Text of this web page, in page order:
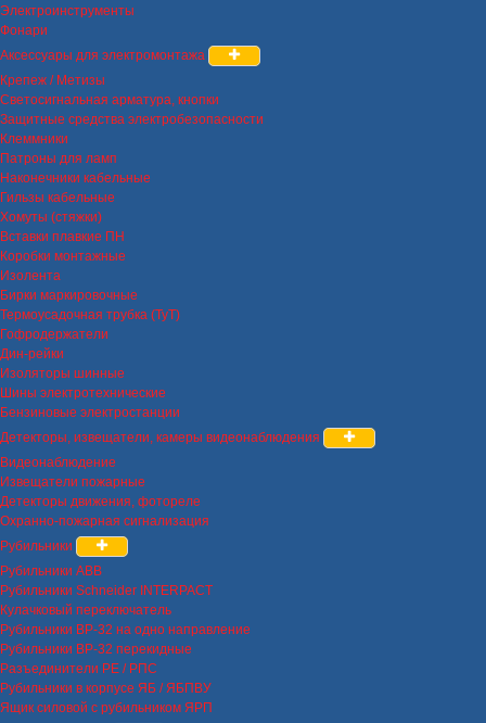
Электроинструменты
Фонари
Аксессуары для электромонтажа
Крепеж / Метизы
Светосигнальная арматура, кнопки
Защитные средства электробезопасности
Клеммники
Патроны для ламп
Наконечники кабельные
Гильзы кабельные
Хомуты (стяжки)
Вставки плавкие ПН
Коробки монтажные
Изолента
Бирки маркировочные
Термоусадочная трубка (ТуТ)
Гофродержатели
Дин-рейки
Изоляторы шинные
Шины электротехнические
Бензиновые электростанции
Детекторы, извещатели, камеры видеонаблюдения
Видеонаблюдение
Извещатели пожарные
Детекторы движения, фотореле
Охранно-пожарная сигнализация
Рубильники
Рубильники ABB
Рубильники Schneider INTERPACT
Кулачковый переключатель
Рубильники ВР-32 на одно направление
Рубильники ВР-32 перекидные
Разъединители РЕ / РПС
Рубильники в корпусе ЯБ / ЯБПВУ
Ящик силовой с рубильником ЯРП